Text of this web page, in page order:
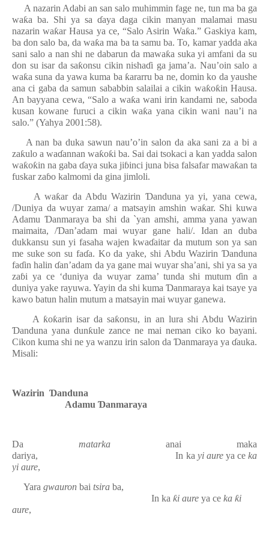
A nazarin Adabi an san salo muhimmin fage ne, tun ma ba ga
waƙa ba. Shi ya sa ɗaya daga cikin manyan malamai masu
nazarin waƙar Hausa ya ce, “Salo Asirin Waƙa.” Gaskiya kam,
ba don salo ba, da waƙa ma ba ta samu ba. To, kamar yadda aka
sani salo a nan shi ne dabarun da mawaƙa suka yi amfani da su
don su isar da saƙonsu cikin nishaɗi ga jama’a. Nau’oin salo a
waƙa suna da yawa kuma ba ƙararru ba ne, domin ko da yaushe
ana ci gaba da samun sababbin salailai a cikin waƙoƙin Hausa.
An bayyana cewa, “Salo a waƙa wani irin kandami ne, saboda
kusan kowane furuci a cikin waƙa yana cikin wani nau’i na
salo.” (Yahya 2001:58).
A nan ba duka sawun nau’o’in salon da aka sani za a bi a
zaƙulo a waɗannan waƙoƙi ba. Sai dai tsokaci a kan yadda salon
waƙoƙin na gaba ɗaya suka jiɓinci juna bisa falsafar mawaƙan ta
fuskar zaɓo kalmomi da gina jimloli.
A waƙar da Abdu Wazirin Ɗanduna ya yi, yana cewa,
/Duniya da wuyar zama/ a matsayin amshin waƙar. Shi kuwa
Adamu Ɗanmaraya ba shi da `yan amshi, amma yana yawan
maimaita, /Ɗan’adam mai wuyar gane hali/. Idan an duba
dukkansu sun yi fasaha wajen kwaɗaitar da mutum son ya san
me suke son su faɗa. Ko da yake, shi Abdu WazirinƊanduna
faɗin halinɗan’adam da ya gane mai wuyar sha’ani, shi ya sa ya
zaɓi ya ce ‘duniya da wuyar zama’ tunda shi mutum ɗin a
duniya yake rayuwa. Yayin da shi kuma Ɗanmaraya kai tsaye ya
kawo batun halin mutum a matsayin mai wuyar ganewa.
A ƙoƙarin isar da saƙonsu, in an lura shi Abdu Wazirin
Ɗanduna yana dunƙule zance ne mai neman ciko ko bayani.
Cikon kuma shi ne ya wanzu irin salon da Ɗanmaraya ya ɗauka.
Misali:
Wazirin Ɗanduna
Adamu Ɗanmaraya
Da matarka anai maka
dariya,
In ka yi aureya ceka
yi aure,
Yara gwauron bai tsira ba,
In ka ƙi aure ya ce ka ƙi
aure,